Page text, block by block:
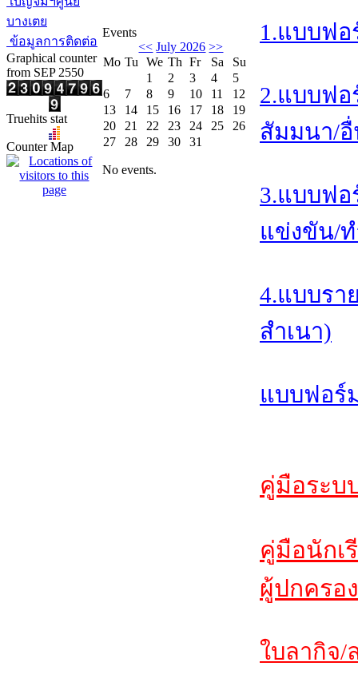
บางเตย
ข้อมูลการติดต่อ
Graphical counter
from SEP 2550
Truehits stat
Counter Map
Events
<< July 2026 >>
Mo Tu We Th Fr Sa
Su
1
2 3 4
5
6
7 8 9 10 11
12
13
14 15 16 17 18
19
20
21 22 23 24 25
26
27
28 29 30 31
No events.
1.แบบฟ
2.แบบฟ
สัมมนา/
3.แบบฟอ
แข่งขัน/
4.แบบรา
สำเนา)
แบบฟอร์
คู่มือระบ
คู่มือนักเ
ผู้ปกครอ
ใบลากิจ/